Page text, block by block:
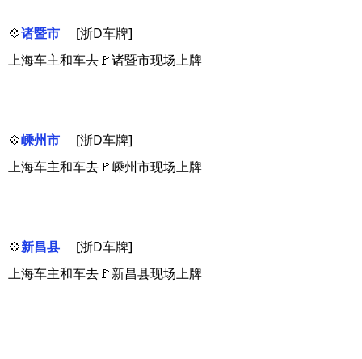
💠诸暨市
[浙D车牌]
上海车主和车去🚩诸暨市现场上牌
💠嵊州市
[浙D车牌]
上海车主和车去🚩嵊州市现场上牌
💠新昌县
[浙D车牌]
上海车主和车去🚩新昌县现场上牌